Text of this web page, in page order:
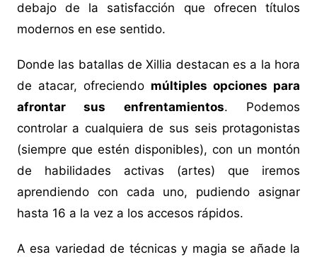
debajo de la satisfacción que ofrecen títulos
modernos en ese sentido.
Donde las batallas de Xillia destacan es a la hora
de atacar, ofreciendo múltiples opciones para
afrontar sus enfrentamientos. Podemos
controlar a cualquiera de sus seis protagonistas
(siempre que estén disponibles), con un montón
de habilidades activas (artes) que iremos
aprendiendo con cada uno, pudiendo asignar
hasta 16 a la vez a los accesos rápidos.
A esa variedad de técnicas y magia se añade la